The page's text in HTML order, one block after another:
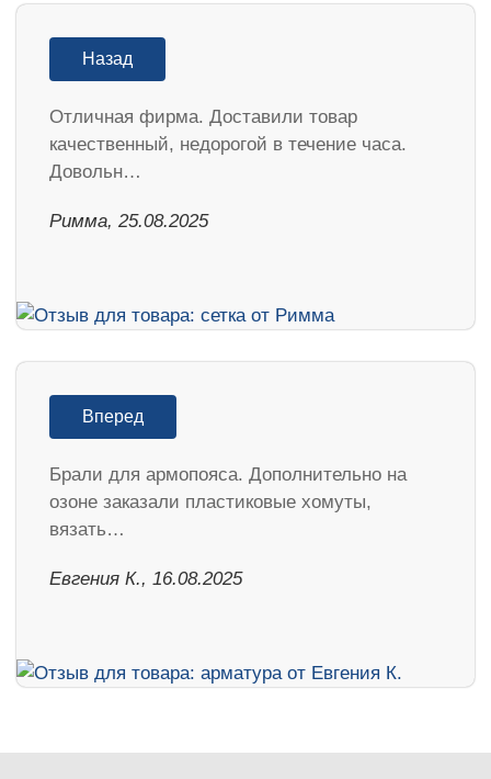
Назад
Отличная фирма. Доставили товар
качественный, недорогой в течение часа.
Довольн…
Римма, 25.08.2025
Вперед
Брали для армопояса. Дополнительно на
озоне заказали пластиковые хомуты,
вязать…
Евгения К., 16.08.2025